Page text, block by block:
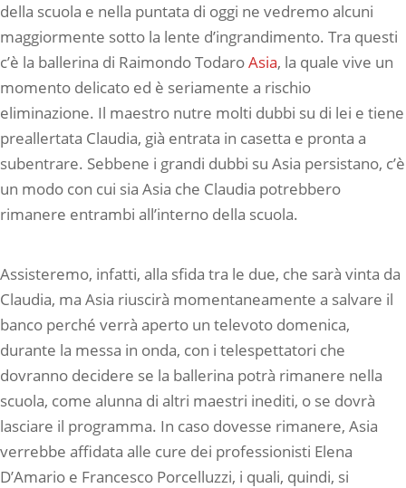
della scuola e nella puntata di oggi ne vedremo alcuni
maggiormente sotto la lente d’ingrandimento. Tra questi
c’è la ballerina di Raimondo TodaroAsia, la quale vive un
momento delicato ed è seriamente a rischio
eliminazione. Il maestro nutre molti dubbi su di lei e tiene
preallertata Claudia, già entrata in casetta e pronta a
subentrare. Sebbene i grandi dubbi su Asia persistano, c’è
un modo con cui sia Asia che Claudia potrebbero
rimanere entrambi all’interno della scuola.
Assisteremo, infatti, alla sfida tra le due, che sarà vinta da
Claudia, ma Asia riuscirà momentaneamente a salvare il
banco perché verrà aperto un televoto domenica,
durante la messa in onda, con i telespettatori che
dovranno decidere se la ballerina potrà rimanere nella
scuola, come alunna di altri maestri inediti, o se dovrà
lasciare il programma. In caso dovesse rimanere, Asia
verrebbe affidata alle cure dei professionisti Elena
D’Amario e Francesco Porcelluzzi, i quali, quindi, si